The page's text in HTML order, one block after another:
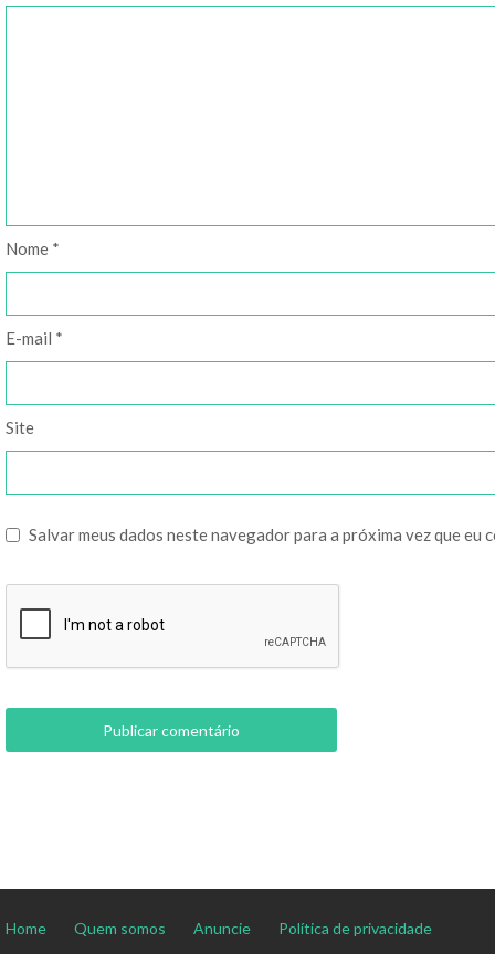
Nome *
E-mail *
Site
Salvar meus dados neste navegador para a próxima vez que eu
Home Quem somos Anuncie Política de privacidade